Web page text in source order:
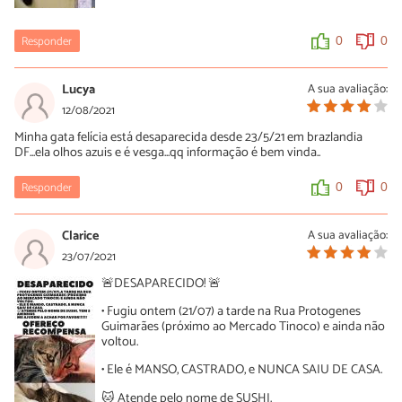
Responder 0 0
A sua avaliação:
Lucya
12/08/2021
Minha gata felícia está desaparecida desde 23/5/21 em brazlandia
DF...ela olhos azuis e é vesga...qq informação é bem vinda..
Responder 0 0
A sua avaliação:
Clarice
23/07/2021
🚨DESAPARECIDO! 🚨
• Fugiu ontem (21/07) a tarde na Rua Protogenes
Guimarães (próximo ao Mercado Tinoco) e ainda não
voltou.
• Ele é MANSO, CASTRADO, e NUNCA SAIU DE CASA.